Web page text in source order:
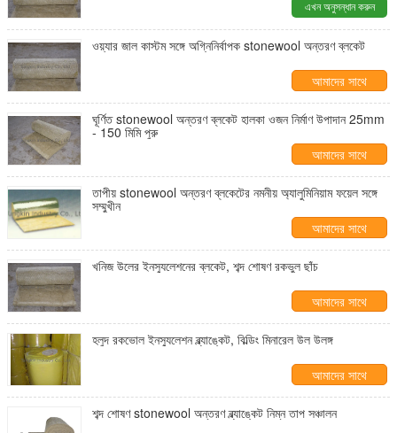
এখন অনুসন্ধান করুন
ওয়্যার জাল কাস্টম সঙ্গে অগ্নিনির্বাপক stonewool অন্তরণ ব্লকেট
আমাদের সাথে
যোগাযোগ করুন
ঘূর্ণিত stonewool অন্তরণ ব্লকেট হালকা ওজন নির্মাণ উপাদান 25mm
- 150 মিমি পুরু
আমাদের সাথে
যোগাযোগ করুন
তাপীয় stonewool অন্তরণ ব্লকেটের নমনীয় অ্যালুমিনিয়াম ফয়েল সঙ্গে
সম্মুখীন
আমাদের সাথে
যোগাযোগ করুন
খনিজ উলের ইনস্যুলেশনের ব্লকেট, শব্দ শোষণ রকভুল ছাঁচ
আমাদের সাথে
যোগাযোগ করুন
হলুদ রকভোল ইনস্যুলেশন ব্ল্যাঙ্কেট, বিল্ডিং মিনারেল উল উলঙ্গ
আমাদের সাথে
যোগাযোগ করুন
শব্দ শোষণ stonewool অন্তরণ ব্ল্যাঙ্কেট নিম্ন তাপ সঞ্চালন